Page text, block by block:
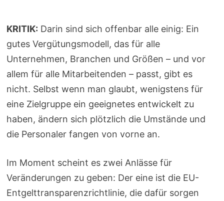
KRITIK: Darin sind sich offenbar alle einig: Ein
gutes Vergütungsmodell, das für alle
Unternehmen, Branchen und Größen – und vor
allem für alle Mitarbeitenden – passt, gibt es
nicht. Selbst wenn man glaubt, wenigstens für
eine Zielgruppe ein geeignetes entwickelt zu
haben, ändern sich plötzlich die Umstände und
die Personaler fangen von vorne an.
Im Moment scheint es zwei Anlässe für
Veränderungen zu geben: Der eine ist die EU-
Entgelttransparenzrichtlinie, die dafür sorgen